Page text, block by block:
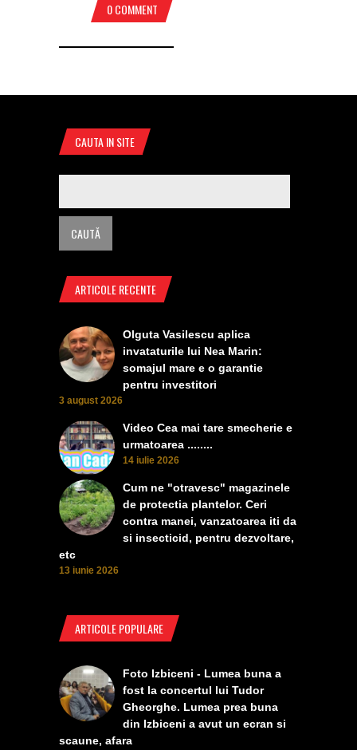
0 COMMENT
CAUTA IN SITE
ARTICOLE RECENTE
Olguta Vasilescu aplica
invataturile lui Nea Marin:
somajul mare e o garantie
pentru investitori
3 august 2026
Video Cea mai tare smecherie e
urmatoarea ........
14 iulie 2026
Cum ne "otravesc" magazinele
de protectia plantelor. Ceri
contra manei, vanzatoarea iti da
si insecticid, pentru dezvoltare,
etc
13 iunie 2026
ARTICOLE POPULARE
Foto Izbiceni - Lumea buna a
fost la concertul lui Tudor
Gheorghe. Lumea prea buna
din Izbiceni a avut un ecran si
scaune, afara